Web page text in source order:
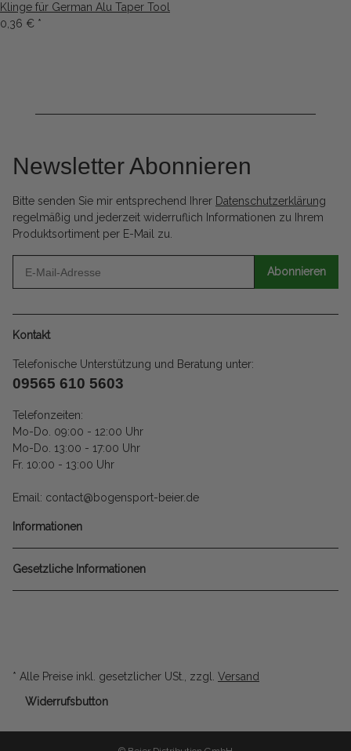
Klinge für German Alu Taper Tool
0,36 € *
Newsletter Abonnieren
Bitte senden Sie mir entsprechend Ihrer Datenschutzerklärung
regelmäßig und jederzeit widerruflich Informationen zu Ihrem
Produktsortiment per E-Mail zu.
Abonnieren
Kontakt
Telefonische Unterstützung und Beratung unter:
09565 610 5603
Telefonzeiten:
Mo-Do. 09:00 - 12:00 Uhr
Mo-Do. 13:00 - 17:00 Uhr
Fr. 10:00 - 13:00 Uhr
Email: contact@bogensport-beier.de
Informationen
Gesetzliche Informationen
* Alle Preise inkl. gesetzlicher USt., zzgl. Versand
Widerrufsbutton